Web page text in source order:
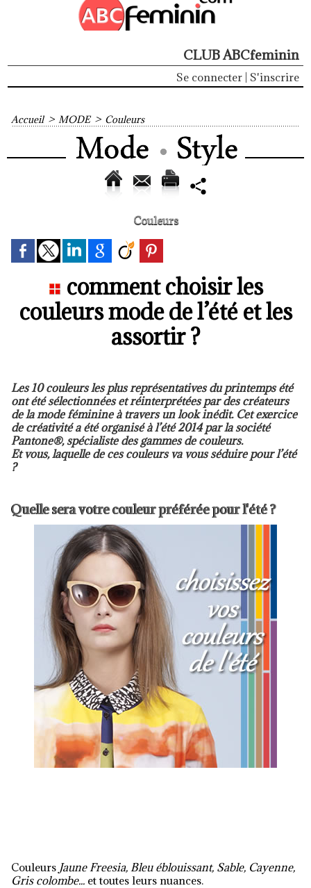
CLUB ABCfeminin
Se connecter S'inscrire
Accueil > MODE > Couleurs
Couleurs
comment choisir les
couleurs mode de l’été et les
assortir ?
Les 10 couleurs les plus représentatives du printemps été
ont été sélectionnées et réinterprétées par des créateurs
de la mode féminine à travers un look inédit. Cet exercice
de créativité a été organisé à l’été 2014 par la société
Pantone®, spécialiste des gammes de couleurs.
Et vous, laquelle de ces couleurs va vous séduire pour l’été
?
Quelle sera votre couleur préférée pour l'été ?
Couleurs Jaune Freesia, Bleu éblouissant, Sable, Cayenne,
Gris colombe... et toutes leurs nuances.